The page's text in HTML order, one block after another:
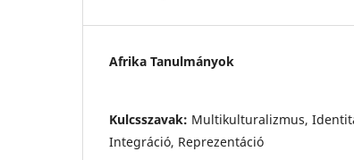
Afrika Tanulmányok
Kulcsszavak: Multikulturalizmus,
Integráció, Reprezentáció